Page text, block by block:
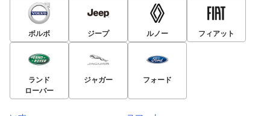
ボルボ ジープ ルノー フィアット
ランド
ローバー
ジャガー フォード